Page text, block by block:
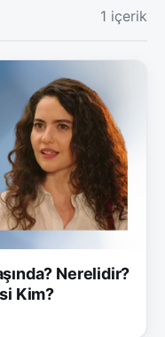
1 içerik
Nerelidir?
Kim?